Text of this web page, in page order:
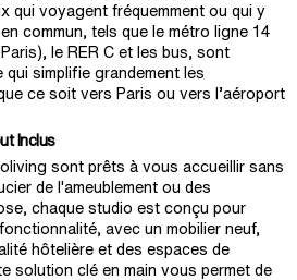
qui voyagent fréquemment ou qui y
commun, tels que le métro ligne 14
le RER C et les bus, sont
simplifie grandement les
ce soit vers Paris ou vers l’aéroport
Inclus
sont prêts à vous accueillir sans
de l'ameublement ou des
chaque studio est conçu pour
avec un mobilier neuf,
hôtelière et des espaces de
solution clé en main vous permet de